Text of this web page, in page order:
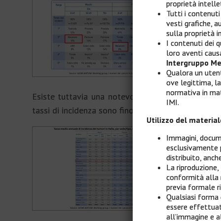
Esiste tuttavia una notevole variabilità
tassi di incidenza sono fino a due volte più
proprietà
Tutti i
vesti grafiche,
sulla proprietà
I contenuti dei
loro aventi
Intergruppo
Qualora un
ove legittima,
normativa in
IMI.
Utilizzo del
Immagini,
esclusivamente
distribuito,
La
conformità alla
previa formale
Qualsiasi
essere
all’immagine e